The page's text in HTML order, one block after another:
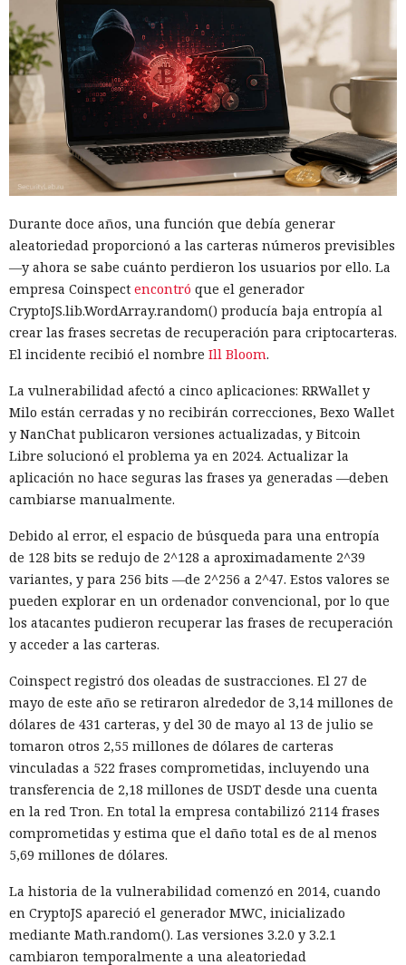
Durante doce años, una función que debía generar
aleatoriedad proporcionó a las carteras números previsibles
—y ahora se sabe cuánto perdieron los usuarios por ello. La
empresa Coinspect encontró que el generador
CryptoJS.lib.WordArray.random() producía baja entropía al
crear las frases secretas de recuperación para criptocarteras.
El incidente recibió el nombre Ill Bloom.
La vulnerabilidad afectó a cinco aplicaciones: RRWallet y
Milo están cerradas y no recibirán correcciones, Bexo Wallet
y NanChat publicaron versiones actualizadas, y Bitcoin
Libre solucionó el problema ya en 2024. Actualizar la
aplicación no hace seguras las frases ya generadas —deben
cambiarse manualmente.
Debido al error, el espacio de búsqueda para una entropía
de 128 bits se redujo de 2^128 a aproximadamente 2^39
variantes, y para 256 bits —de 2^256 a 2^47. Estos valores se
pueden explorar en un ordenador convencional, por lo que
los atacantes pudieron recuperar las frases de recuperación
y acceder a las carteras.
Coinspect registró dos oleadas de sustracciones. El 27 de
mayo de este año se retiraron alrededor de 3,14 millones de
dólares de 431 carteras, y del 30 de mayo al 13 de julio se
tomaron otros 2,55 millones de dólares de carteras
vinculadas a 522 frases comprometidas, incluyendo una
transferencia de 2,18 millones de USDT desde una cuenta
en la red Tron. En total la empresa contabilizó 2114 frases
comprometidas y estima que el daño total es de al menos
5,69 millones de dólares.
La historia de la vulnerabilidad comenzó en 2014, cuando
en CryptoJS apareció el generador MWC, inicializado
mediante Math.random(). Las versiones 3.2.0 y 3.2.1
cambiaron temporalmente a una aleatoriedad